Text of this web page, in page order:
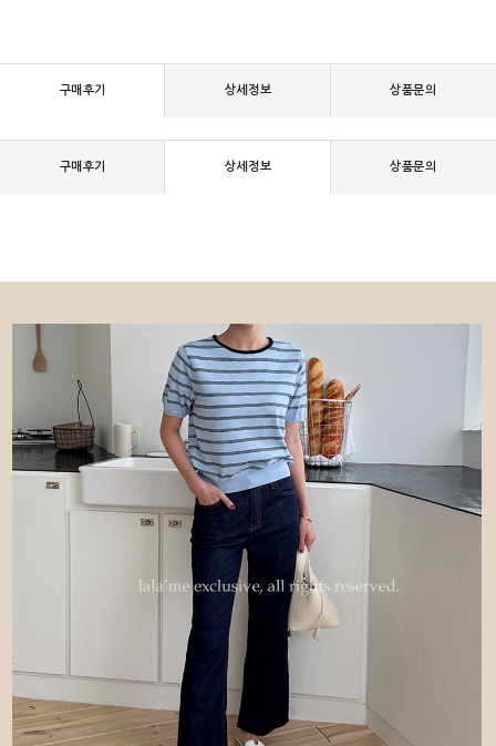
구매후기 상세정보 상품문의
구매후기 상세정보 상품문의